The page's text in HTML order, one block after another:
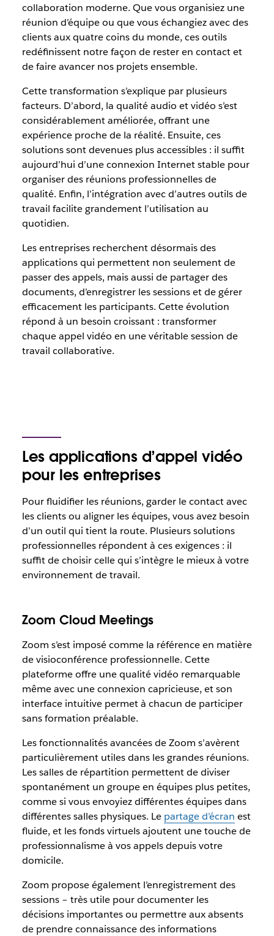
collaboration moderne. Que vous organisiez une
réunion d’équipe ou que vous échangiez avec des
clients aux quatre coins du monde, ces outils
redéfinissent notre façon de rester en contact et
de faire avancer nos projets ensemble.
Cette transformation s’explique par plusieurs
facteurs. D’abord, la qualité audio et vidéo s’est
considérablement améliorée, offrant une
expérience proche de la réalité. Ensuite, ces
solutions sont devenues plus accessibles : il suffit
aujourd’hui d’une connexion Internet stable pour
organiser des réunions professionnelles de
qualité. Enfin, l’intégration avec d’autres outils de
travail facilite grandement l’utilisation au
quotidien.
Les entreprises recherchent désormais des
applications qui permettent non seulement de
passer des appels, mais aussi de partager des
documents, d’enregistrer les sessions et de gérer
efficacement les participants. Cette évolution
répond à un besoin croissant : transformer
chaque appel vidéo en une véritable session de
travail collaborative.
Les applications d’appel vidéo
pour les entreprises
Pour fluidifier les réunions, garder le contact avec
les clients ou aligner les équipes, vous avez besoin
d’un outil qui tient la route. Plusieurs solutions
professionnelles répondent à ces exigences : il
suffit de choisir celle qui s’intègre le mieux à votre
environnement de travail.
Zoom Cloud Meetings
Zoom s’est imposé comme la référence en matière
de visioconférence professionnelle. Cette
plateforme offre une qualité vidéo remarquable
même avec une connexion capricieuse, et son
interface intuitive permet à chacun de participer
sans formation préalable.
Les fonctionnalités avancées de Zoom s’avèrent
particulièrement utiles dans les grandes réunions.
Les salles de répartition permettent de diviser
spontanément un groupe en équipes plus petites,
comme si vous envoyiez différentes équipes dans
différentes salles physiques. Le partage d’écran est
fluide, et les fonds virtuels ajoutent une touche de
professionnalisme à vos appels depuis votre
domicile.
Zoom propose également l’enregistrement des
sessions – très utile pour documenter les
décisions importantes ou permettre aux absents
de prendre connaissance des informations